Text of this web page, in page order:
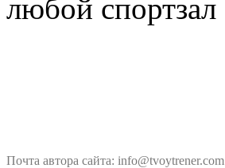
любой
Почта автора сайта: info@tvoytrener.com